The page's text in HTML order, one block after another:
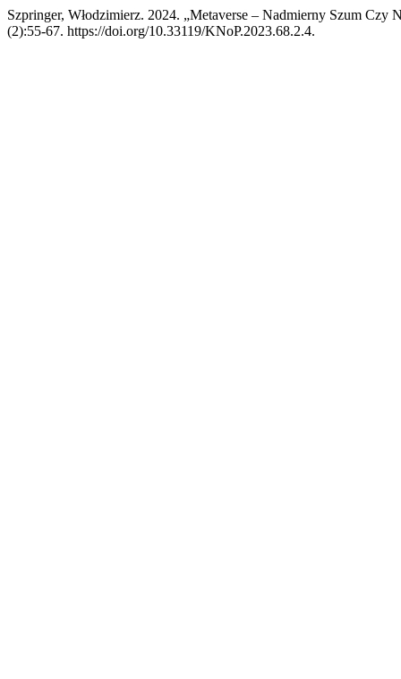
Szpringer, Włodzimierz. 2024. „Metaverse – Nadmierny Szum Czy
(2):55-67. https://doi.org/10.33119/KNoP.2023.68.2.4.